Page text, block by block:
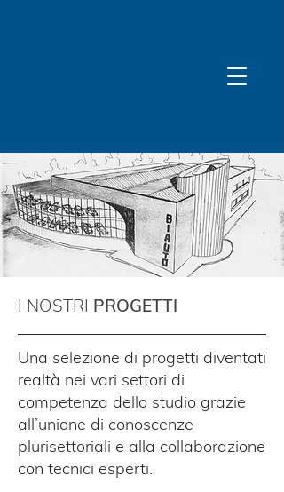
I NOSTRI PROGETTI
Una selezione di progetti diventati
realtà nei vari settori di
competenza dello studio grazie
all’unione di conoscenze
plurisettoriali e alla collaborazione
con tecnici esperti.